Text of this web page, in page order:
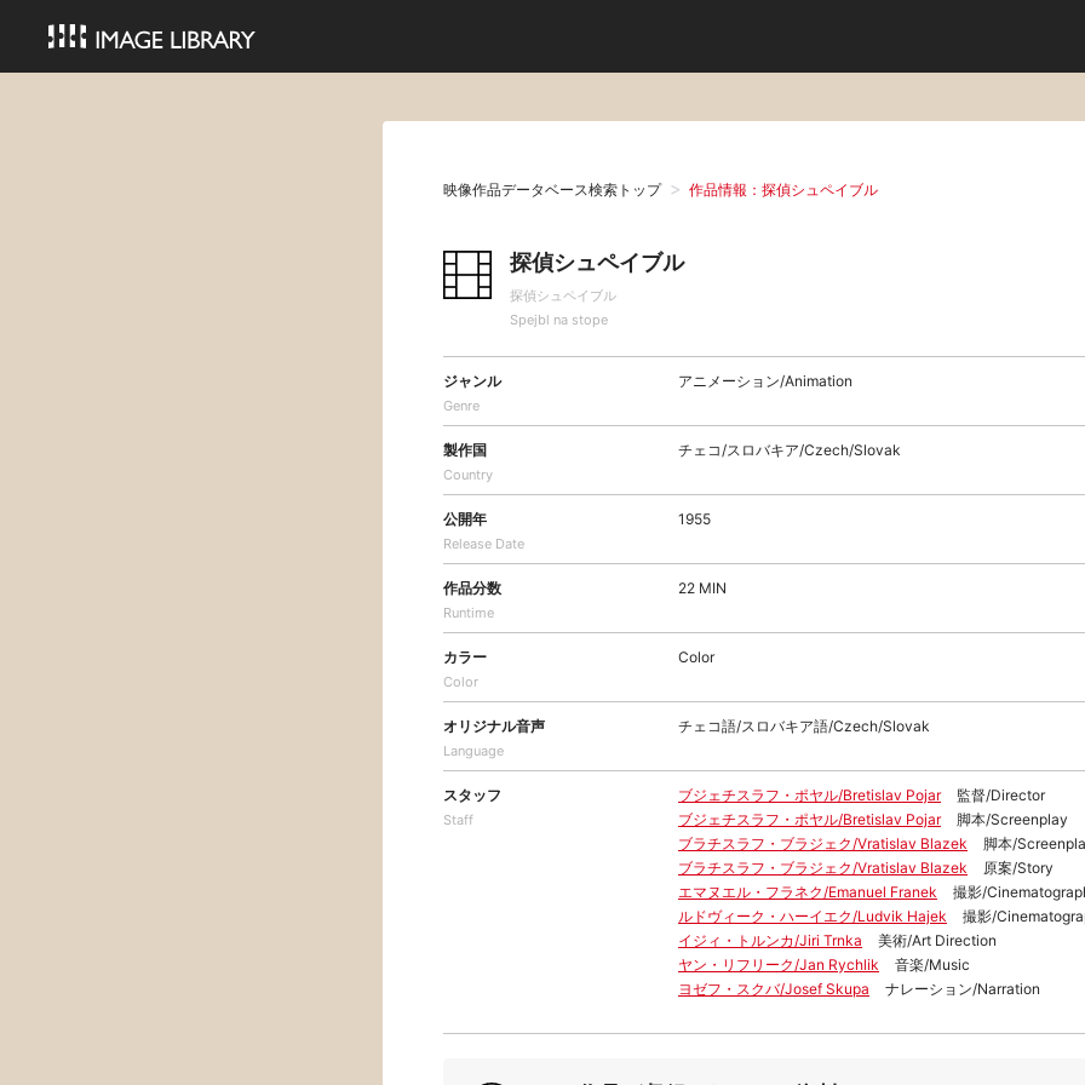
映像作品データベース検索トップ 作品情報：探偵シュペイブル
探偵シュペイブル
探偵シュペイブル
Spejbl na stope
ジャンル
Genre
アニメーション/Animation
製作国
Country
チェコ/スロバキア/Czech/Slovak
公開年
Release Date
1955
作品分数
Runtime
22 MIN
カラー
Color
Color
オリジナル音声
Language
チェコ語/スロバキア語/Czech/Slovak
スタッフ
Staff
ブジェチスラフ・ポヤル/Bretislav Pojar
監督/Director
ブジェチスラフ・ポヤル/Bretislav Pojar
脚本/Screenplay
ブラチスラフ・ブラジェク/Vratislav Blazek
脚本/
ブラチスラフ・ブラジェク/Vratislav Blazek
原案/Story
エマヌエル・フラネク/Emanuel Franek
撮影/
ルドヴィーク・ハーイエク/Ludvik Hajek
撮影/
イジィ・トルンカ/Jiri Trnka
美術/Art Direction
ヤン・リフリーク/Jan Rychlik
音楽/Music
ヨゼフ・スクバ/Josef Skupa
ナレーション/Narration